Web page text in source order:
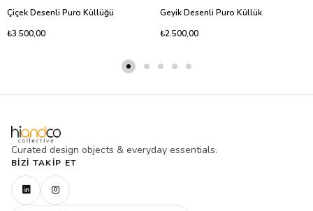
Çiçek Desenli Puro Küllüğü
₺3.500,00
Geyik Desenli Puro Küllük
₺2.500,00
Curated design objects & everyday essentials.
BIZI TAKIP ET